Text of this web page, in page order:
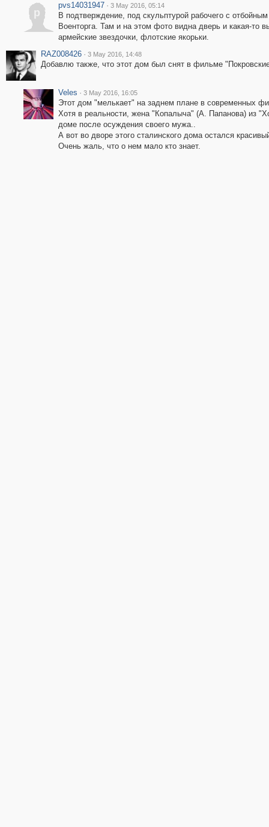
p
pvs14031947 · 3 May 2016, 05:14
В подтверждение, под скульптурой рабочего с
Военторга. Там и на этом фото видна дверь и какая-то
армейские звездочки, флотские якорьки.
RAZ008426 · 3 May 2016, 14:48
Добавлю также, что этот дом был снят в фильме
Veles · 3 May 2016, 16:05
Этот дом "мелькает" на заднем плане в современных
Хотя в реальности, жена "Копалыча" (А. Папанова) из
доме после осуждения своего мужа..
А вот во дворе этого сталинского дома остался
Очень жаль, что о нем мало кто знает.